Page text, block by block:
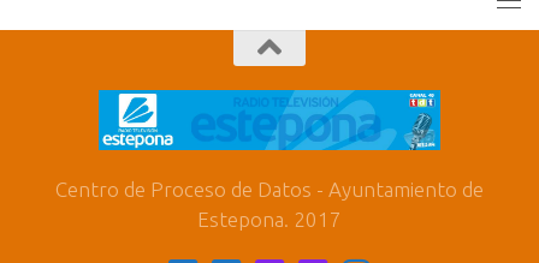
Centro de Proceso de Datos - Ayuntamiento de
Estepona. 2017